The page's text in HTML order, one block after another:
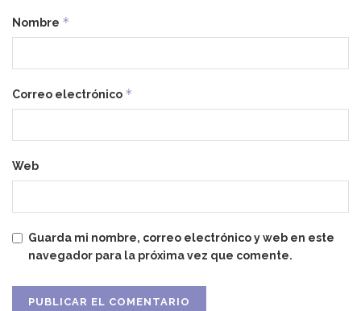
Nombre *
Correo electrónico *
Web
Guarda mi nombre, correo electrónico y web en este
navegador para la próxima vez que comente.